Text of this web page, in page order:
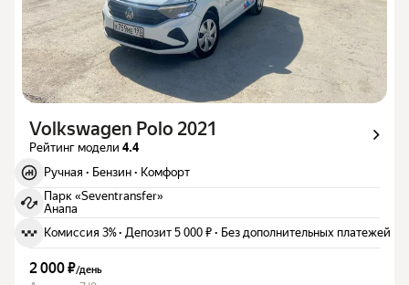
Volkswagen Polo 2021
Рейтинг модели 4.4
Ручная · Бензин · Комфорт
Парк «Seventransfer»
Анапа
Комиссия 3%· Депозит 5 000 ₽ · Без дополнительных платежей
2 000 ₽/день